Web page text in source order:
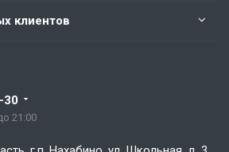
клиентов
30
21:00